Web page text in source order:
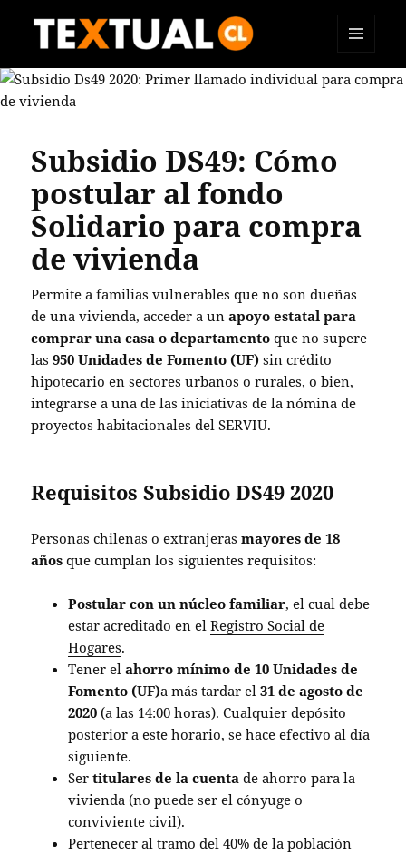
TEXTUAL
Y
WIDGETS
Subsidio DS49: Cómo
postular al fondo
Solidario para compra
de vivienda
Permite a familias vulnerables que no son dueñas
de una vivienda, acceder a unapoyo estatal para
comprar una casa o departamento que no supere
las950 Unidades de Fomento (UF) sin crédito
hipotecario en sectores urbanos o rurales, o bien,
integrarse a una de las iniciativas de la nómina de
proyectos habitacionales del SERVIU.
Requisitos Subsidio DS49 2020
Personas chilenas o extranjerasmayores de 18
años que cumplan los siguientes requisitos:
Postular con un núcleo familiar, el cual debe
estar acreditado en elRegistro Social de
Hogares.
Tener elahorro mínimo de 10 Unidades de
Fomento (UF)a más tardar el31 de agosto de
2020 (a las 14:00 horas). Cualquier depósito
posterior a este horario, se hace efectivo al día
siguiente.
Sertitulares de la cuenta de ahorro para la
vivienda (no puede ser el cónyuge o
conviviente civil).
Pertenecer al tramo del 40% de la población